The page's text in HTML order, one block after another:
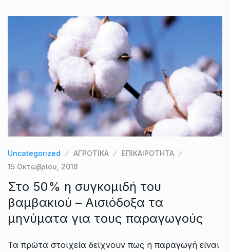
Uncategorized ΑΓΡΟΤΙΚΑ
ΕΠΙΚΑΙΡΟΤΗΤΑ
15 Οκτωβρίου, 2018
Στο 50% η συγκομιδή του
βαμβακιού – Αισιόδοξα τα
μηνύματα για τους παραγωγούς
Τα πρώτα στοιχεία δείχνουν πως η παραγωγή είναι